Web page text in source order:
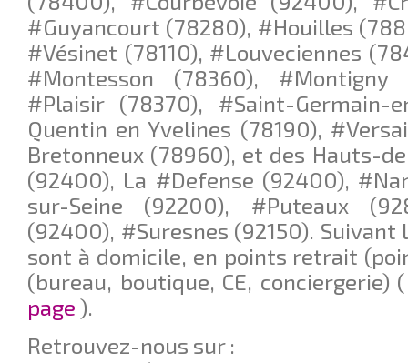
#Guyancourt (78280), #Houilles
#Vésinet (78110), #Louveciennes
#Montesson (78360), #Montigny
#Plaisir (78370), #Saint-Germain-
Quentin en Yvelines (78190),
Bretonneux (78960), et des Hauts-
(92400), La #Defense (92400),
sur-Seine (92200), #Puteaux
(92400), #Suresnes (92150).
sont à domicile, en points retrait
(bureau, boutique, CE, conciergerie)
page ).
Retrouvez-nous sur :